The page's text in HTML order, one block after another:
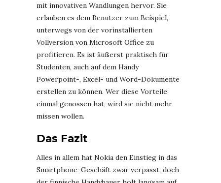
mit innovativen Wandlungen hervor. Sie
erlauben es dem Benutzer zum Beispiel,
unterwegs von der vorinstallierten
Vollversion von Microsoft Office zu
profitieren. Es ist äußerst praktisch für
Studenten, auch auf dem Handy
Powerpoint-, Excel- und Word-Dokumente
erstellen zu können. Wer diese Vorteile
einmal genossen hat, wird sie nicht mehr
missen wollen.
Das Fazit
Alles in allem hat Nokia den Einstieg in das
Smartphone-Geschäft zwar verpasst, doch